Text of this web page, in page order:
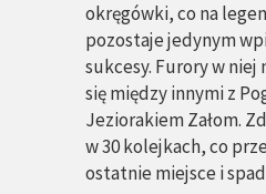
okręgówki, co na
pozostaje jedynym
sukcesy. Furory w niej
się między innymi z
Jeziorakiem Załom.
w 30 kolejkach, co
ostatnie miejsce i